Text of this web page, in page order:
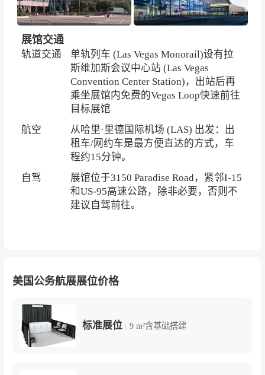
展馆交通
轨道交通
单轨列车 (Las Vegas Monorail)设有拉
斯维加斯会议中心站 (Las Vegas
Convention Center Station)，出站后再
乘坐展馆内免费的Vegas Loop快速前往
目标展馆
航空
从哈里·里德国际机场 (LAS) 出发：出
租车/网约车是最方便直达的方式，车
程约15分钟。
自驾
展馆位于3150 Paradise Road，紧邻I-15
和US-95高速公路，除非必要，否则不
建议自驾前往。
美国公务航展展位价格
标准展位 | 9 m²含基础搭建